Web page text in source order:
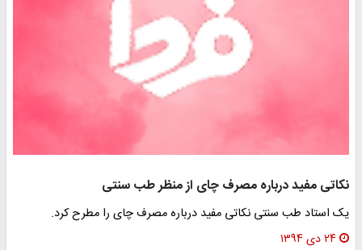
مفید درباره مصرف چای از منظر طب سنتی
استاد طب سنتی نکاتی مفید درباره مصرف چای را مطرح کرد.
۲۴ دی ۱۳۹۴